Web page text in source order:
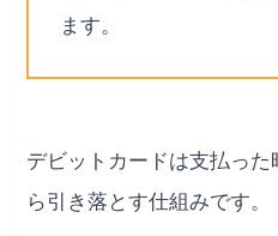
ます。
デビットカードは支払っ
ら引き落とす仕組みです。